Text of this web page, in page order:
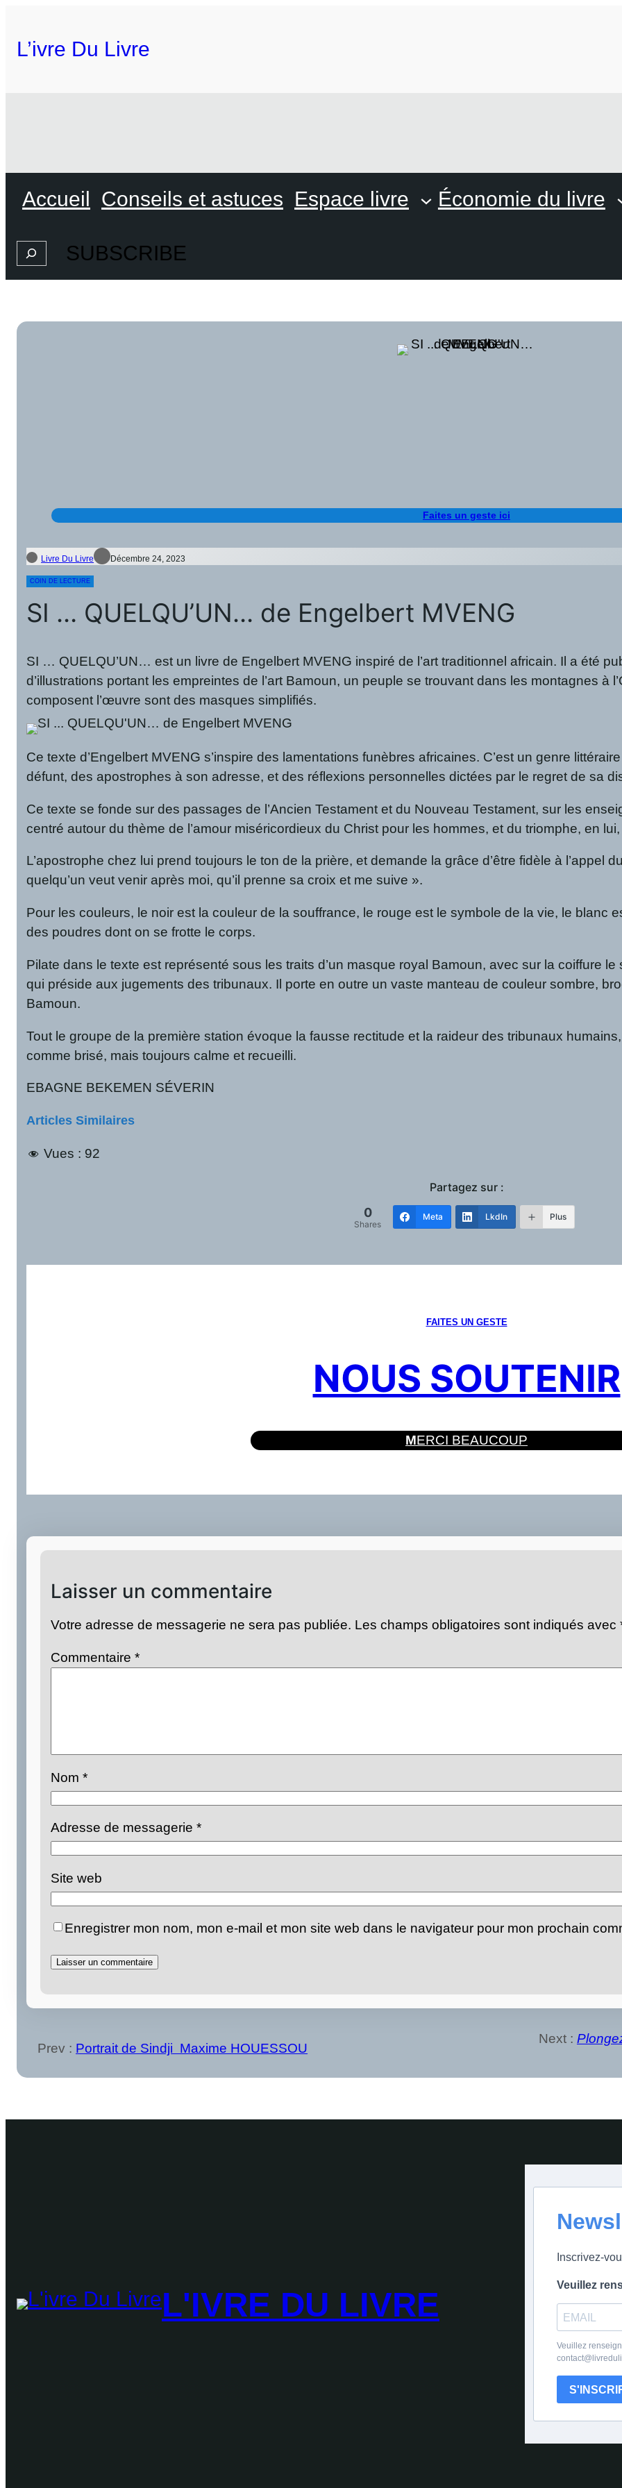
L’ivre Du Livre
Accueil Conseils et astuces Espace livre Économie du livre
SearchSUBSCRIBE
Faites un geste ici
Livre Du Livre Décembre 24, 2023
COIN DE LECTURE
SI … QUELQU’UN… de Engelbert MVENG
SI … QUELQU’UN… est un livre de Engelbert MVENG inspiré de l’art traditionnel africain. Il a été
d’illustrations portant les empreintes de l’art Bamoun, un peuple se trouvant dans les montagnes à
composent l’œuvre sont des masques simplifiés.
Ce texte d’Engelbert MVENG s’inspire des lamentations funèbres africaines. C’est un genre
défunt, des apostrophes à son adresse, et des réflexions personnelles dictées par le regret de sa
Ce texte se fonde sur des passages de l’Ancien Testament et du Nouveau Testament, sur les
centré autour du thème de l’amour miséricordieux du Christ pour les hommes, et du triomphe, en
L’apostrophe chez lui prend toujours le ton de la prière, et demande la grâce d’être fidèle à l’appel
quelqu’un veut venir après moi, qu’il prenne sa croix et me suive ».
Pour les couleurs, le noir est la couleur de la souffrance, le rouge est le symbole de la vie, le blanc
des poudres dont on se frotte le corps.
Pilate dans le texte est représenté sous les traits d’un masque royal Bamoun, avec sur la coiffure
qui préside aux jugements des tribunaux. Il porte en outre un vaste manteau de couleur sombre,
Bamoun.
Tout le groupe de la première station évoque la fausse rectitude et la raideur des tribunaux
comme brisé, mais toujours calme et recueilli.
EBAGNE BEKEMEN SÉVERIN
Articles Similaires
Vues : 92
Partagez sur :
0
Shares
Meta LkdIn Plus
FAITES UN GESTE
NOUS SOUTENIR
MERCI BEAUCOUP
Laisser un commentaire
Votre adresse de messagerie ne sera pas publiée. Les champs obligatoires sont indiqués avec
Commentaire*
Nom*
Adresse de messagerie*
Site web
Enregistrer mon nom, mon e-mail et mon site web dans le navigateur pour mon prochain
Prev : Portrait de Sindji Maxime HOUESSOU
Next :
L'IVRE DU LIVRE
Inscrivez-
Veuillez
Veuillez